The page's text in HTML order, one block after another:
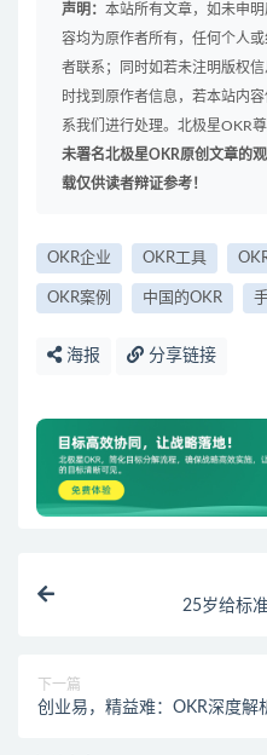
声明： 本站所有文章，如未申
容均为原作者所有，任何个人
者联系；同时如若未注明版权
时找到原作者信息，若本站内
系我们进行处理。北极星OKR
未署名北极星OKR原创文章的
载仅供读者辩证参考！
OKR企业 OKR工具
OKR案例 中国的OKR
海报 分享链接
25岁给标
下一篇
创业易，精益难：OKR深度解